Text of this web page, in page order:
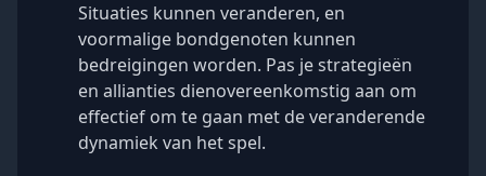
Situaties kunnen veranderen, en
voormalige bondgenoten kunnen
bedreigingen worden. Pas je strategieën
en allianties dienovereenkomstig aan om
effectief om te gaan met de veranderende
dynamiek van het spel.